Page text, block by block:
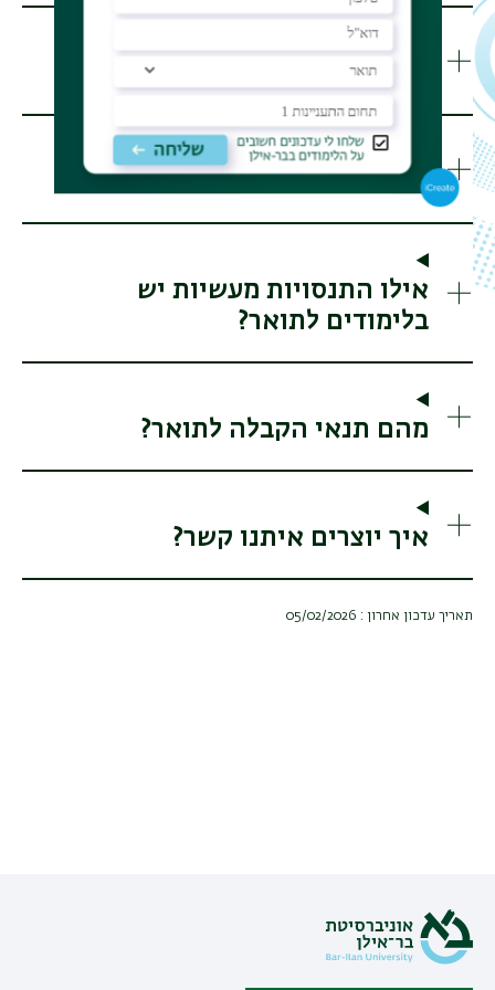
איך בנויה תוכנית הלימודים?
אילו קורסים לומדים בתואר?
אילו התנסויות מעשיות יש
בלימודים לתואר?
מהם תנאי הקבלה לתואר?
איך יוצרים איתנו קשר?
תאריך עדכון אחרון : 05/02/2026